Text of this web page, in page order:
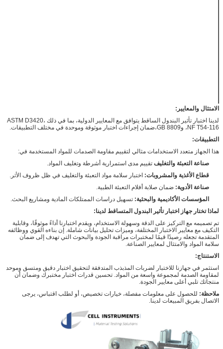
الامتثال والمعايير:
لدينا اختبار تأثير البندول الساقط يتوافق مع المعايير الدولية، بما في ذلك ASTM D3420،
NF T54-116، وGB 8809،ضمان إجراءات اختبار موثوقة وموحدة في مختلف التطبيقات.
التطبيقات:
هذا الجهاز متعدد الاستخدامات مثالي لتقييم مقاومة الصدمات للمواد المستخدمة في:
صناعة التعبئة والتغليف تقييم مدى استمرارية أشرطة وتغليف المواد.
قطاع الأغذية والمشروبات: اختبار سلامة مواد التعبئة والتغليف في ظل ظروف الأثر.
صناعة الأدوية: ضمان صلابة أفلام التعبئة الطبية.
المؤسسات الأكاديمية والبحثية: تسهيل دراسات الممتلكات المادية ومشاريع البحث.
لماذا تختار جهاز اختبار تأثير البندول المتساقط لدينا:
تم تصميمه مع التركيز على الدقة وسهولة الاستخدام، ويقدم اختبارنا أداءً موثوقًا، وقابلية
التكيف مع معايير الاختبار المختلفة، وميزات تحليل بيانات شاملة. إن بناءه القوي ووظائفه
المتقدمة تجعله رصيدًا قيمًا لمختبرات مراقبة الجودة والبحوث التي تهدف إلى ضمان
سلامة المواد والامتثال لمعايير الصناعة.
الاستنتاج:
استثمر في جهازنا للاختبار لضربات المذبذب المتدفقة لتحقيق اختبار دقيق ومتسق وموحد
لمقاومة الصدمة لمجموعة واسعة من المواد. تحسين قدرات اختبار مختبرك وضمان أن
منتجاتك تلبي أعلى معايير الجودة.
ملاحظة: للحصول على معلومات مفصلة، خيارات تخصيص، أو لطلب اقتباس، يرجى
الاتصال بفريق المبيعات لدينا.